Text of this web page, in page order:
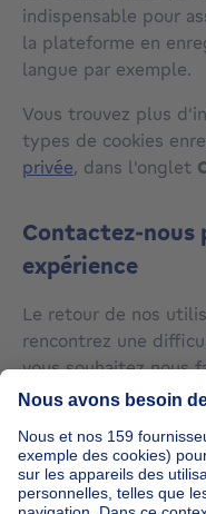
indispensable pour
la plateforme en
langue par exemple.
Vous trouvez plus
types de cookies
privée, dans l'onglet
Contactez-nous
expérience
Le retour de nos
rencontrez une
vous souhaitez nous
recommandations ?
une réponse rapide.
un feedback sur la